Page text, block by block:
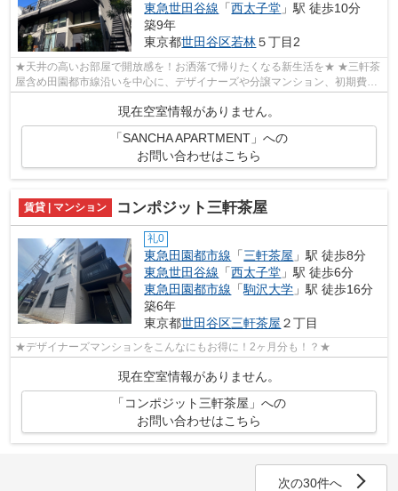
東急世田谷線 「西太子堂 」駅 徒歩10分
築9年
東京都世田谷区若林５丁目2
★天井の高いお部屋で開放感を！お洒落で帰りたくなる新生活を★ ★三軒茶
屋含め田園都市線沿いを中心に、デザイナーズや分譲マンション、初期費用
現在空室情報がありません。
「SANCHA APARTMENT」への
お問い合わせはこちら
賃貸 | マンション コンポジット三軒茶屋
礼0
東急田園都市線 「三軒茶屋 」駅 徒歩8分
東急世田谷線 「西太子堂 」駅 徒歩6分
東急田園都市線 「駒沢大学 」駅 徒歩16分
築6年
東京都世田谷区三軒茶屋 ２丁目
★デザイナーズマンションをこんなにもお得に！2ヶ月分も！？★
現在空室情報がありません。
「コンポジット三軒茶屋」への
お問い合わせはこちら
次の30件へ